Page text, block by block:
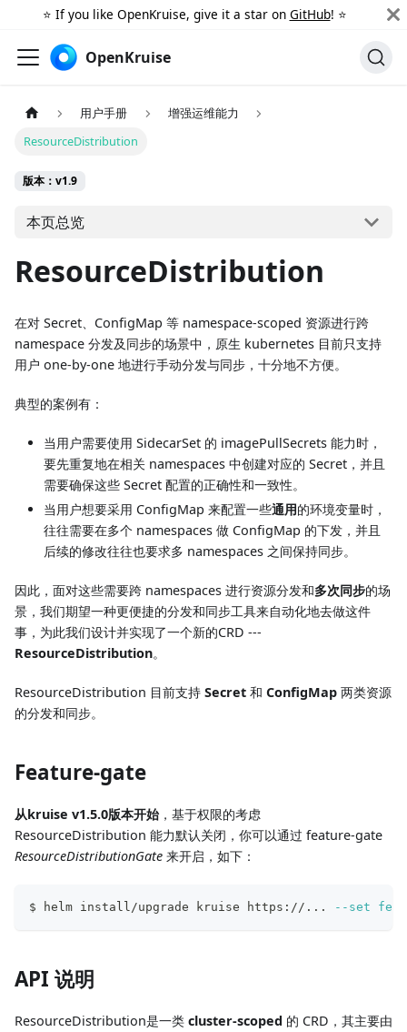
⭐️ If you like OpenKruise, give it a star on GitHub! ⭐️
OpenKruise
用户手册
增强运维能力
ResourceDistribution
版本：v1.9
本页总览
ResourceDistribution
在对 Secret、ConfigMap 等 namespace-scoped 资源进行跨
namespace 分发及同步的场景中，原生 kubernetes 目前只支持
用户 one-by-one 地进行手动分发与同步，十分地不方便。
典型的案例有：
当用户需要使用 SidecarSet 的 imagePullSecrets 能力时，
要先重复地在相关 namespaces 中创建对应的 Secret，并且
需要确保这些 Secret 配置的正确性和一致性。
当用户想要采用 ConfigMap 来配置一些通用的环境变量时，
往往需要在多个 namespaces 做 ConfigMap 的下发，并且
后续的修改往往也要求多 namespaces 之间保持同步。
因此，面对这些需要跨 namespaces 进行资源分发和多次同步的场
景，我们期望一种更便捷的分发和同步工具来自动化地去做这件
事，为此我们设计并实现了一个新的CRD ---
ResourceDistribution。
ResourceDistribution 目前支持 Secret 和 ConfigMap 两类资源
的分发和同步。
Feature-gate
从kruise v1.5.0版本开始，基于权限的考虑
ResourceDistribution 能力默认关闭，你可以通过 feature-gate
ResourceDistributionGate 来开启，如下：
$ helm install/upgrade kruise https:// .. . --set
API 说明
ResourceDistribution是一类 cluster-scoped 的 CRD，其主要由